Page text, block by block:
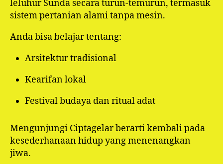
leluhur Sunda secara turun-temurun, termasuk
sistem pertanian alami tanpa mesin.
Anda bisa belajar tentang:
Arsitektur tradisional
Kearifan lokal
Festival budaya dan ritual adat
Mengunjungi Ciptagelar berarti kembali pada
kesederhanaan hidup yang menenangkan
jiwa.